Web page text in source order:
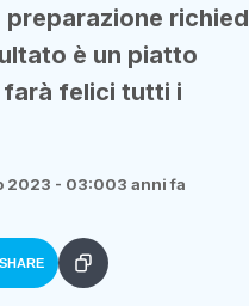
è un piatto
felici tutti i
2023 - 03:003 anni fa
SHARE